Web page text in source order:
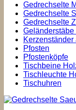
Gedrechselte
Gedrechselte
Gedrechselte
Geländerstäbe
Kerzenständer
Pfosten
Pfostenköpfe
Tischbeine
Tischleuchte
Tischuhren